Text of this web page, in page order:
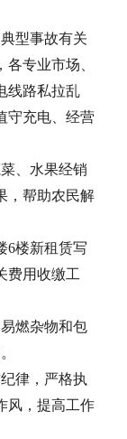
型事故有关
专业市场、
线路私拉乱
守充电、经营
、水果经销
，帮助农民解
6楼新租赁写
费用收缴工
燃杂物和包
律，严格执
风，提高工作